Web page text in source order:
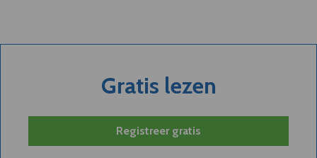
Gratis lezen
Registreer gratis